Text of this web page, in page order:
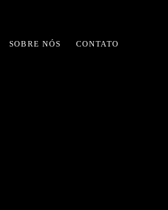
SOBRE NÓS CONTATO